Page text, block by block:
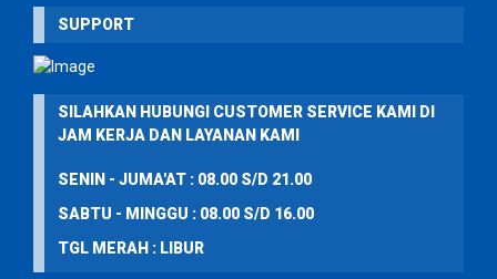
SUPPORT
SILAHKAN HUBUNGI CUSTOMER SERVICE KAMI DI
JAM KERJA DAN LAYANAN KAMI
SENIN - JUMA'AT : 08.00 S/D 21.00
SABTU - MINGGU : 08.00 S/D 16.00
TGL MERAH : LIBUR